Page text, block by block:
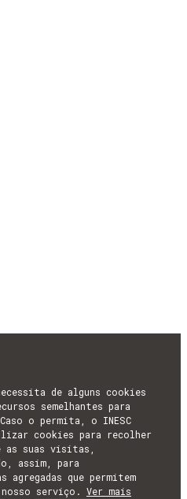
de alguns cookies
semelhantes para
o permita, o INESC
cookies para recolher
as suas visitas,
assim, para
que permitem
serviço. Ver mais